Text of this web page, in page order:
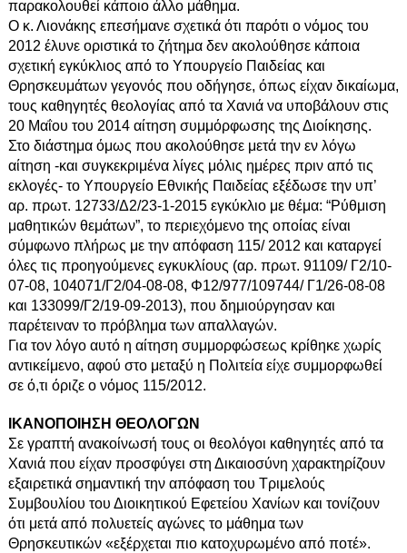
παρακολουθεί κάποιο άλλο μάθημα.
Ο κ. Λιονάκης επεσήμανε σχετικά ότι παρότι ο νόμος του
2012 έλυνε οριστικά το ζήτημα δεν ακολούθησε κάποια
σχετική εγκύκλιος από το Υπουργείο Παιδείας και
Θρησκευμάτων γεγονός που οδήγησε, όπως είχαν δικαίωμα,
τους καθηγητές θεολογίας από τα Χανιά να υποβάλουν στις
20 Μαΐου του 2014 αίτηση συμμόρφωσης της Διοίκησης.
Στο διάστημα όμως που ακολούθησε μετά την εν λόγω
αίτηση -και συγκεκριμένα λίγες μόλις ημέρες πριν από τις
εκλογές- το Υπουργείο Εθνικής Παιδείας εξέδωσε την υπ’
αρ. πρωτ. 12733/Δ2/23-1-2015 εγκύκλιο με θέμα: “Ρύθμιση
μαθητικών θεμάτων”, το περιεχόμενο της οποίας είναι
σύμφωνο πλήρως με την απόφαση 115/ 2012 και καταργεί
όλες τις προηγούμενες εγκυκλίους (αρ. πρωτ. 91109/ Γ2/10-
07-08, 104071/Γ2/04-08-08, Φ12/977/109744/ Γ1/26-08-08
και 133099/Γ2/19-09-2013), που δημιούργησαν και
παρέτειναν το πρόβλημα των απαλλαγών.
Για τον λόγο αυτό η αίτηση συμμορφώσεως κρίθηκε χωρίς
αντικείμενο, αφού στο μεταξύ η Πολιτεία είχε συμμορφωθεί
σε ό,τι όριζε ο νόμος 115/2012.
ΙΚΑΝΟΠΟΙΗΣΗ ΘΕΟΛΟΓΩΝ
Σε γραπτή ανακοίνωσή τους οι θεολόγοι καθηγητές από τα
Χανιά που είχαν προσφύγει στη Δικαιοσύνη χαρακτηρίζουν
εξαιρετικά σημαντική την απόφαση του Τριμελούς
Συμβουλίου του Διοικητικού Εφετείου Χανίων και τονίζουν
ότι μετά από πολυετείς αγώνες το μάθημα των
Θρησκευτικών «εξέρχεται πιο κατοχυρωμένο από ποτέ».